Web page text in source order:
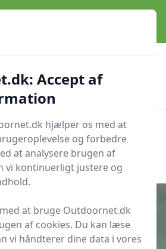
guides og grej til livet under åben
nethandel
OutdoorNet
Accept af
hjælper os med at
og forbedre
at analysere brugen af
vi kontinuerligt justere og
at bruge Outdoornet.dk
af cookies. Du kan læse
vi håndterer dine data i vores